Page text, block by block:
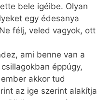
bele igéibe. Olyan
egy édesanya
félj, veled vagyok, ott
ami benne van a
éppúgy,
akkor tud
az ige szerint alakítja